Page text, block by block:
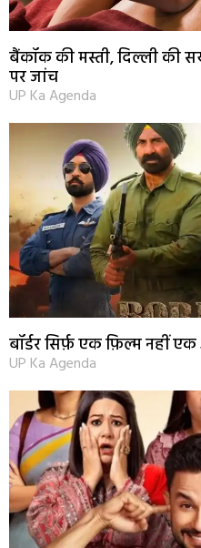
बैंकॉक की मस्ती, दिल्ली की
पर जांच
UP Ka Agenda
बॉर्डर सिर्फ़ एक फ़िल्म नहीं
UP Ka Agenda